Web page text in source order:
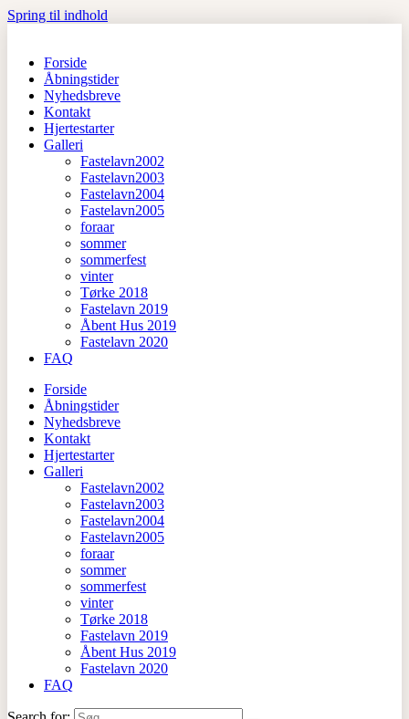
Spring til indhold
Forside
Åbningstider
Nyhedsbreve
Kontakt
Hjertestarter
Galleri
Fastelavn2002
Fastelavn2003
Fastelavn2004
Fastelavn2005
foraar
sommer
sommerfest
vinter
Tørke 2018
Fastelavn 2019
Åbent Hus 2019
Fastelavn 2020
FAQ
Forside
Åbningstider
Nyhedsbreve
Kontakt
Hjertestarter
Galleri
Fastelavn2002
Fastelavn2003
Fastelavn2004
Fastelavn2005
foraar
sommer
sommerfest
vinter
Tørke 2018
Fastelavn 2019
Åbent Hus 2019
Fastelavn 2020
FAQ